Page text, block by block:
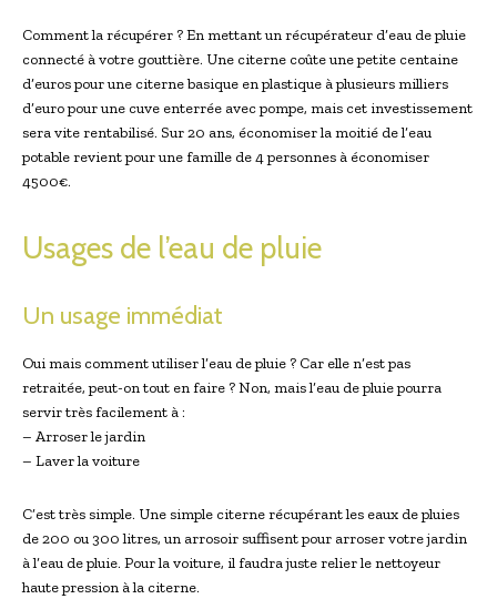
Comment la récupérer ? En mettant un récupérateur d’eau de pluie
connecté à votre gouttière. Une citerne coûte une petite centaine
d’euros pour une citerne basique en plastique à plusieurs milliers
d’euro pour une cuve enterrée avec pompe, mais cet investissement
sera vite rentabilisé. Sur 20 ans, économiser la moitié de l’eau
potable revient pour une famille de 4 personnes à économiser
4500€.
Usages de l’eau de pluie
Un usage immédiat
Oui mais comment utiliser l’eau de pluie ? Car elle n’est pas
retraitée, peut-on tout en faire ? Non, mais l’eau de pluie pourra
servir très facilement à :
– Arroser le jardin
– Laver la voiture
C’est très simple. Une simple citerne récupérant les eaux de pluies
de 200 ou 300 litres, un arrosoir suffisent pour arroser votre jardin
à l’eau de pluie. Pour la voiture, il faudra juste relier le nettoyeur
haute pression à la citerne.